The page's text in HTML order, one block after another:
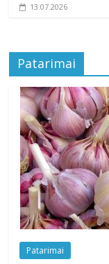
13.07.2026
Patarimai
Patarimai